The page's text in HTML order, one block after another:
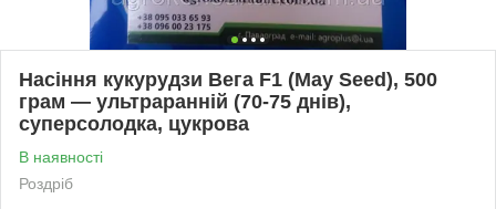
Насіння кукурудзи Вега F1 (May Seed), 500
грам — ультраранній (70-75 днів),
суперсолодка, цукрова
В наявності
Роздріб